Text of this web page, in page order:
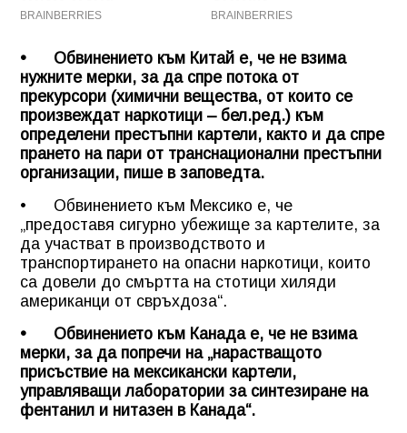
• Обвинението към Китай е, че не взима
нужните мерки, за да спре потока от
прекурсори (химични вещества, от които се
произвеждат наркотици – бел.ред.) към
определени престъпни картели, както и да спре
прането на пари от транснационални престъпни
организации, пише в заповедта.
• Обвинението към Мексико е, че
„предоставя сигурно убежище за картелите, за
да участват в производството и
транспортирането на опасни наркотици, които
са довели до смъртта на стотици хиляди
американци от свръхдоза“.
• Обвинението към Канада е, че не взима
мерки, за да попречи на „нарастващото
присъствие на мексикански картели,
управляващи лаборатории за синтезиране на
фентанил и нитазен в Канада“.